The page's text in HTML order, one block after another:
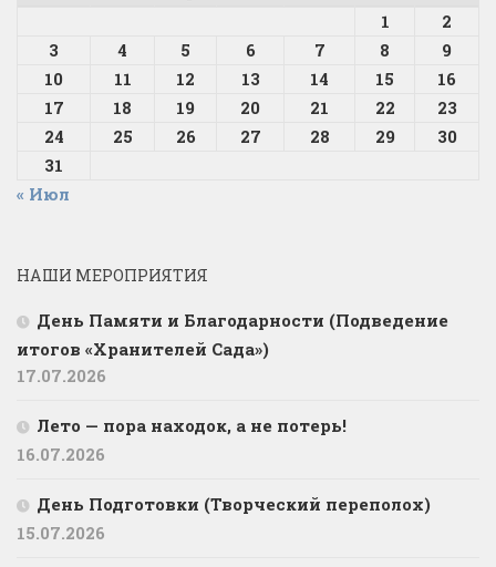
1
2
3
4 5 6 7 8
9
10
11 12 13 14 15
16
17
18 19 20 21 22
23
24
25 26 27 28 29
30
31
« Июл
НАШИ МЕРОПРИЯТИЯ
День Памяти и Благодарности (Подведение
итогов «Хранителей Сада»)
17.07.2026
Лето — пора находок, а не потерь!
16.07.2026
День Подготовки (Творческий переполох)
15.07.2026